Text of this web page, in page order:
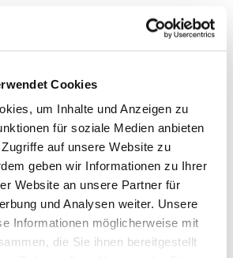
Cookies
um Inhalte und Anzeigen zu
für soziale Medien anbieten
auf unsere Website zu
geben wir Informationen zu Ihrer
Website an unsere Partner für
und Analysen weiter. Unsere
Informationen möglicherweise mit
die Sie ihnen bereitgestellt
Ägypten, stürzt das einst
in einen tiefen Abgrund.
rachsüchtige Sachmet
In einem blutrünstigen
sie Bents Unachtsamkeit;
geschieht! Das Land ist ohne
es gibt Hoffnung: Ein
Thronfolger, der
des Pharaos, könnte
Sahu-Re das drohende